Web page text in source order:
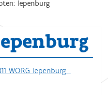
Iepenburg
WORG Iepenburg -